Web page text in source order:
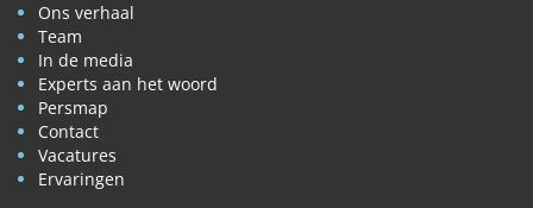
Ons verhaal
Team
In de media
Experts aan het woord
Persmap
Contact
Vacatures
Ervaringen